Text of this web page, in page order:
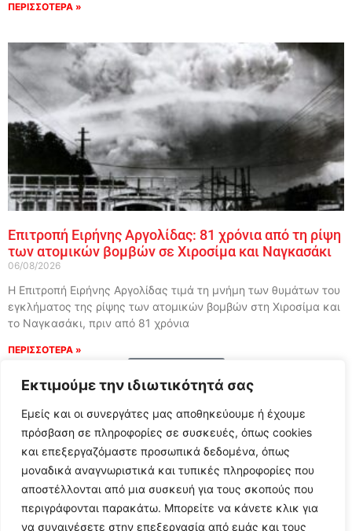
Εκτιμούμε την ιδιωτικότητά σας
Εμείς και οι συνεργάτες μας αποθηκεύουμε ή έχουμε
πρόσβαση σε πληροφορίες σε συσκευές, όπως cookies
και επεξεργαζόμαστε προσωπικά δεδομένα, όπως
μοναδικά αναγνωριστικά και τυπικές πληροφορίες που
αποστέλλονται από μια συσκευή για τους σκοπούς που
περιγράφονται παρακάτω. Μπορείτε να κάνετε κλικ για
να συναινέσετε στην επεξεργασία από εμάς και τους
ΠΕΡΙΣΣΟΤΕΡΑ »
Επιτροπή Ειρήνης Αργολίδας: 81 χρόνια από τη ρίψη
των ατομικών βομβών σε Χιροσίμα και Ναγκασάκι
06/08/2026
Η Επιτροπή Ειρήνης Αργολίδας τιμά τη μνήμη των θυμάτων του
εγκλήματος της ρίψης των ατομικών βομβών στη Χιροσίμα και
το Ναγκασάκι, πριν από 81 χρόνια
ΠΕΡΙΣΣΟΤΕΡΑ »